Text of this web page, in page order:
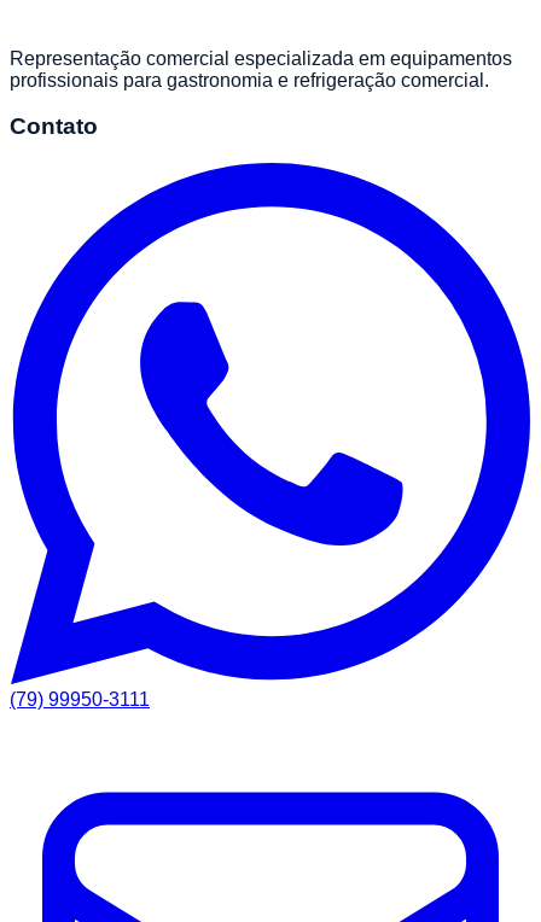
Representação comercial especializada em equipamentos
profissionais para gastronomia e refrigeração comercial.
Contato
(79) 99950-3111